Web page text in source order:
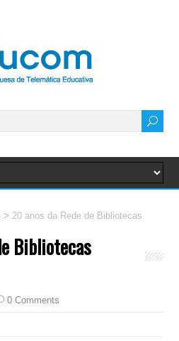
> 20 anos da Rede de Bibliotecas
Bibliotecas
0 Comments